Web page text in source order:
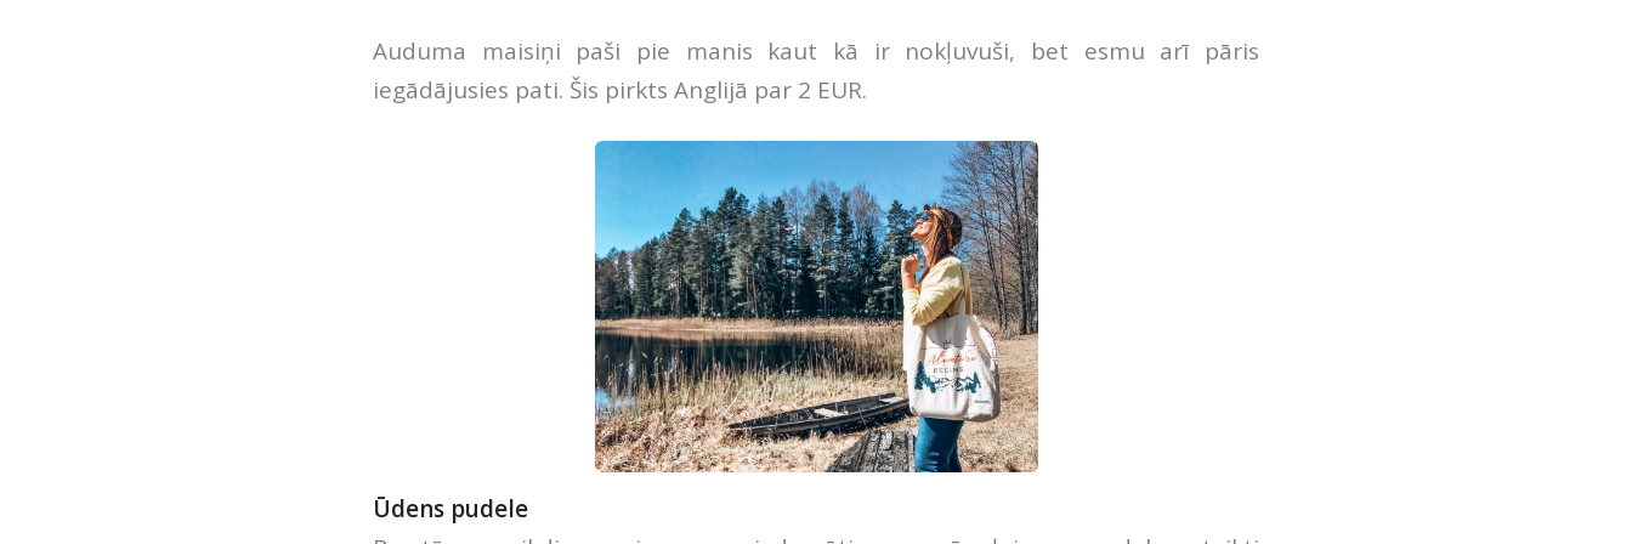
Auduma maisiņi paši pie manis kaut kā ir nokļuvuši, bet esmu arī pāris
iegādājusies pati. Šis pirkts Anglijā par 2 EUR.
Ūdens pudele